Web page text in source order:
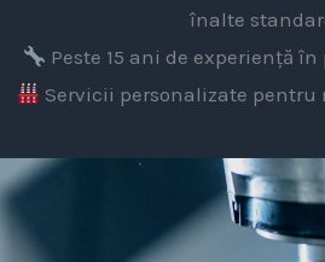
înalte
Peste 15 ani de experiență
Servicii personalizate